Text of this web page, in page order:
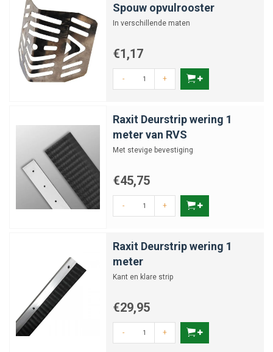
Spouw opvulrooster
In verschillende maten
€1,17
- +
Raxit Deurstrip wering 1
meter van RVS
Met stevige bevestiging
€45,75
- +
Raxit Deurstrip wering 1
meter
Kant en klare strip
€29,95
- +